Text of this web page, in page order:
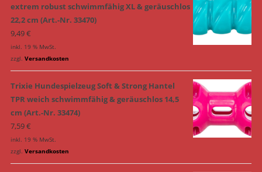
extrem robust schwimmfähig XL & geräuschlos
22,2 cm (Art.-Nr. 33470)
9,49€
inkl. 19 % MwSt.
zzgl. Versandkosten
Trixie Hundespielzeug Soft & Strong Hantel
TPR weich schwimmfähig & geräuschlos 14,5
cm (Art.-Nr. 33474)
7,59€
inkl. 19 % MwSt.
zzgl. Versandkosten